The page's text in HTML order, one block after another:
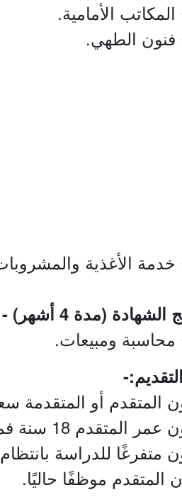
الأمامية.
فنون الطهي.
خدمة الأغذية
محاسبة ومبيعات.
المتقدم أو المتقدمة
18 سنة فما فوق.
متفرغًا للدراسة
المتقدم موظفًا حاليًا.